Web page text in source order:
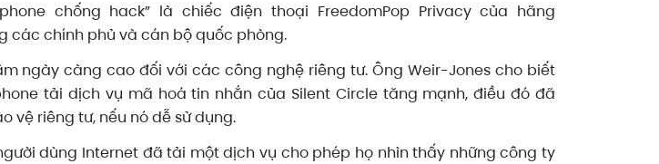
chống hack” là chiếc điện thoại FreedomPop Privacy của hãng
các chính phủ và cán bộ quốc phòng.
ngày càng cao đối với các công nghệ riêng tư. Ông Weir-Jones cho biết
tải dịch vụ mã hoá tin nhắn của Silent Circle tăng mạnh, điều đó đã
vệ riêng tư, nếu nó dễ sử dụng.
dùng Internet đã tải một dịch vụ cho phép họ nhìn thấy những công ty